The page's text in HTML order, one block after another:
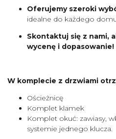
Oferujemy szeroki
idealne do każdego
Skontaktuj się z nami,
wycenę i dopasowanie!
W komplecie z drzwiami
Ościeżnicę
Komplet klamek
Komplet okuć: zawiasy,
systemie jednego klucza.